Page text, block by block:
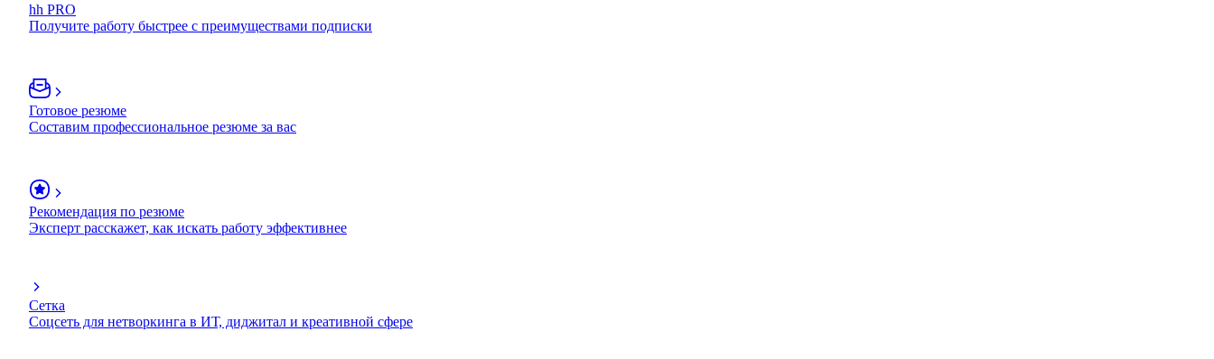
hh PRO
Получите работу быстрее с преимуществами подписки
Готовое резюме
Составим профессиональное резюме за вас
Рекомендация по резюме
Эксперт расскажет, как искать работу эффективнее
Сетка
Соцсеть для нетворкинга в ИТ, диджитал и креативной сфере